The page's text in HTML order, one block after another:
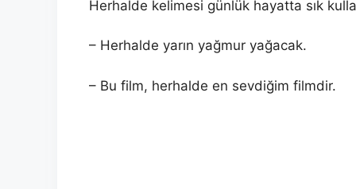
Herhalde kelimesi günlük hayatta sık
– Herhalde yarın yağmur yağacak.
– Bu film, herhalde en sevdiğim filmdir.